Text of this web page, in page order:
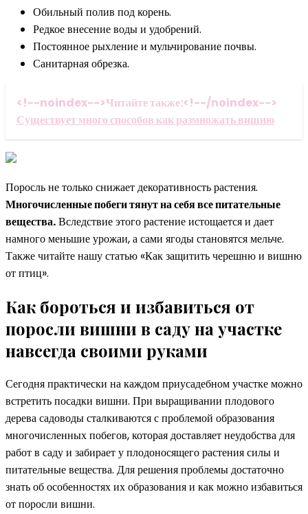
Обильный полив под корень.
Редкое внесение воды и удобрений.
Постоянное рыхление и мульчирование почвы.
Санитарная обрезка.
<!--noindex-->Читайте также:<!--/noindex-->
Существует много способов как размножать вишню
Поросль не только снижает декоративность растения.
Многочисленные побеги тянут на себя все питательные
вещества.Вследствие этого растение истощается и дает
намного меньшие урожаи, а сами ягоды становятся мельче.
Также читайте нашу статью «Как защитить черешню и вишню
от птиц».
Как бороться и избавиться от
поросли вишни в саду на участке
навсегда своими руками
Сегодня практически на каждом приусадебном участке можно
встретить посадки вишни. При выращивании плодового
дерева садоводы сталкиваются с проблемой образования
многочисленных побегов, которая доставляет неудобства для
работ в саду и забирает у плодоносящего растения силы и
питательные вещества. Для решения проблемы достаточно
знать об особенностях их образования и как можно избавиться
от поросли вишни.